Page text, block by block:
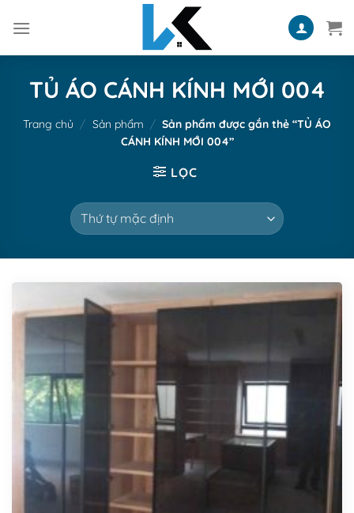
TỦ ÁO CÁNH KÍNH MỚI 004
Trang chủ / Sản phẩm / Sản phẩm được gắn thẻ “TỦ ÁO
CÁNH KÍNH MỚI 004”
LỌC